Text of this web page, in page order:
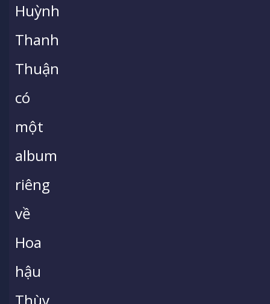
Huỳnh
Thanh
Thuận
có
một
album
riêng
về
Hoa
hậu